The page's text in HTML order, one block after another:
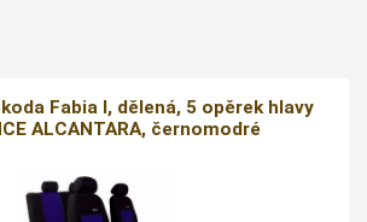
Fabia I, dělená, 5 opěrek hlavy
ALCANTARA, černomodré